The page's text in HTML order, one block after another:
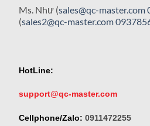
Ms. Như (sales@qc-master.com
(sales2@qc-master.com
HotLine:
support@qc-master.com
Cellphone/Zalo: 0911472255